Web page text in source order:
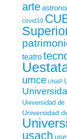
arte
covid19
teatro
umce UNAP
Universidad de
Universidad
usach